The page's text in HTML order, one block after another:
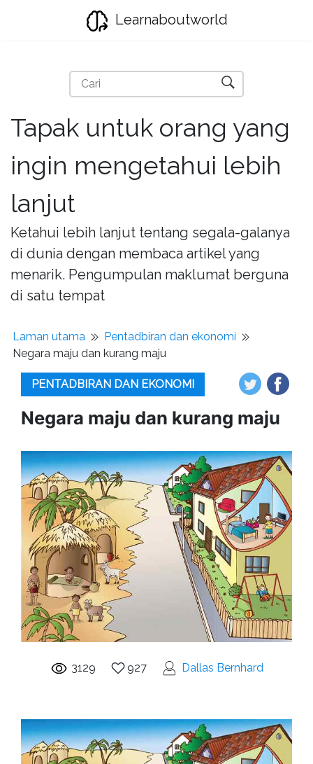
Learnaboutworld
Tapak untuk orang yang
ingin mengetahui lebih
lanjut
Ketahui lebih lanjut tentang segala-galanya
di dunia dengan membaca artikel yang
menarik. Pengumpulan maklumat berguna
di satu tempat
Laman utama
Pentadbiran dan ekonomi
Negara maju dan kurang maju
PENTADBIRAN DAN EKONOMI
Negara maju dan kurang maju
3129 927 Dallas Bernhard